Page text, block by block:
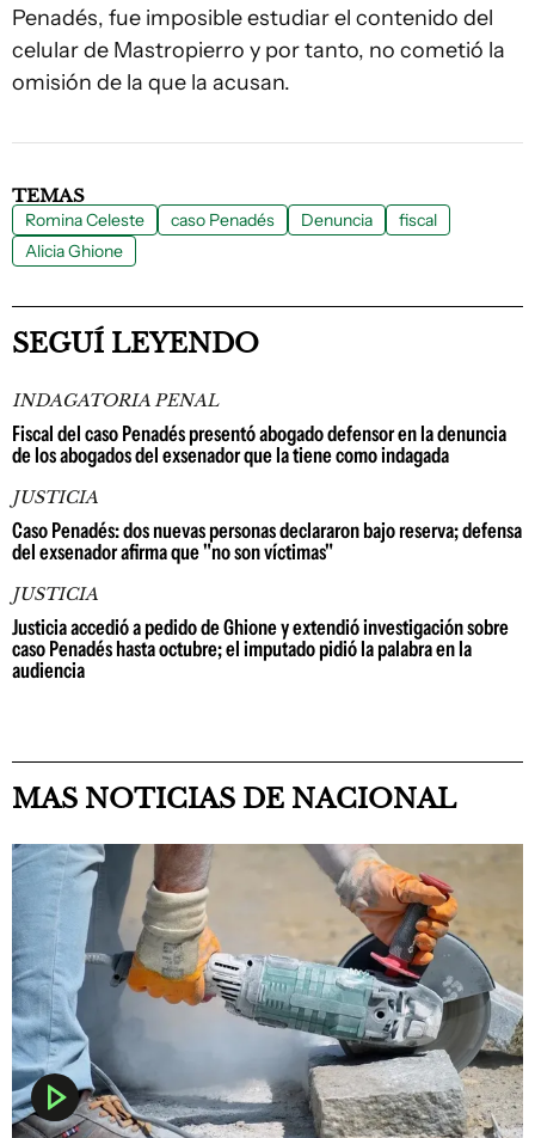
Penadés, fue imposible estudiar el contenido del
celular de Mastropierro y por tanto, no cometió la
omisión de la que la acusan.
TEMAS
Romina Celeste caso Penadés Denuncia
fiscal
Alicia Ghione
SEGUÍ LEYENDO
INDAGATORIA PENAL
Fiscal del caso Penadés presentó abogado defensor en la denuncia
de los abogados del exsenador que la tiene como indagada
JUSTICIA
Caso Penadés: dos nuevas personas declararon bajo reserva; defensa
del exsenador afirma que "no son víctimas"
JUSTICIA
Justicia accedió a pedido de Ghione y extendió investigación sobre
caso Penadés hasta octubre; el imputado pidió la palabra en la
audiencia
MAS NOTICIAS DE NACIONAL